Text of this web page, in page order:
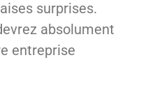
surprises.
absolument
entreprise